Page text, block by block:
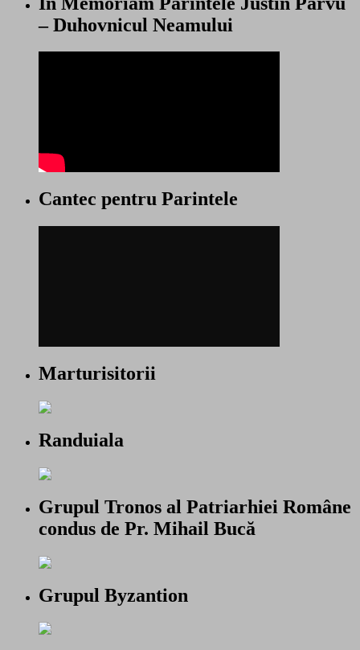
– Duhovnicul Neamului
Cantec pentru Parintele
Marturisitorii
Randuiala
Grupul Tronos al Patriarhiei Române
condus de Pr. Mihail Bucă
Grupul Byzantion